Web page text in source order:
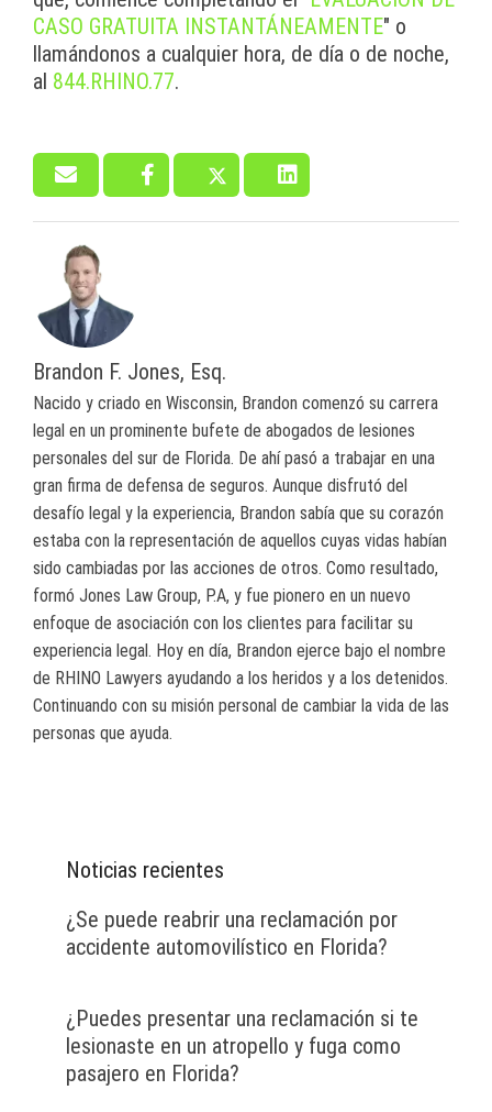
CASO GRATUITA INSTANTÁNEAMENTE" o
llamándonos a cualquier hora, de día o de noche,
al 844.RHINO.77.
Brandon F. Jones, Esq.
Nacido y criado en Wisconsin, Brandon comenzó su carrera
legal en un prominente bufete de abogados de lesiones
personales del sur de Florida. De ahí pasó a trabajar en una
gran firma de defensa de seguros. Aunque disfrutó del
desafío legal y la experiencia, Brandon sabía que su corazón
estaba con la representación de aquellos cuyas vidas habían
sido cambiadas por las acciones de otros. Como resultado,
formó Jones Law Group, P.A, y fue pionero en un nuevo
enfoque de asociación con los clientes para facilitar su
experiencia legal. Hoy en día, Brandon ejerce bajo el nombre
de RHINO Lawyers ayudando a los heridos y a los detenidos.
Continuando con su misión personal de cambiar la vida de las
personas que ayuda.
Noticias recientes
¿Se puede reabrir una reclamación por
accidente automovilístico en Florida?
¿Puedes presentar una reclamación si te
lesionaste en un atropello y fuga como
pasajero en Florida?